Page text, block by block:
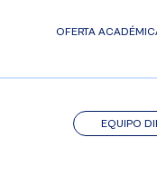
OFERTA
EQUIPO